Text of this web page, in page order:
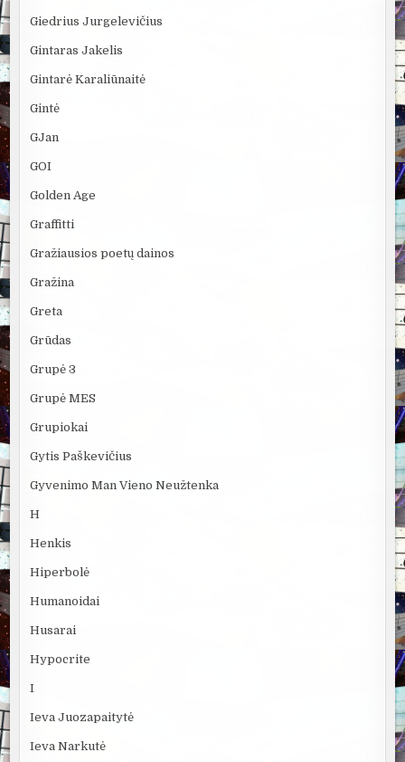
Giedrius Jurgelevičius
Gintaras Jakelis
Gintarė Karaliūnaitė
Gintė
GJan
GOI
Golden Age
Graffitti
Gražiausios poetų dainos
Gražina
Greta
Grūdas
Grupė 3
Grupė MES
Grupiokai
Gytis Paškevičius
Gyvenimo Man Vieno Neužtenka
H
Henkis
Hiperbolė
Humanoidai
Husarai
Hypocrite
I
Ieva Juozapaitytė
Ieva Narkutė